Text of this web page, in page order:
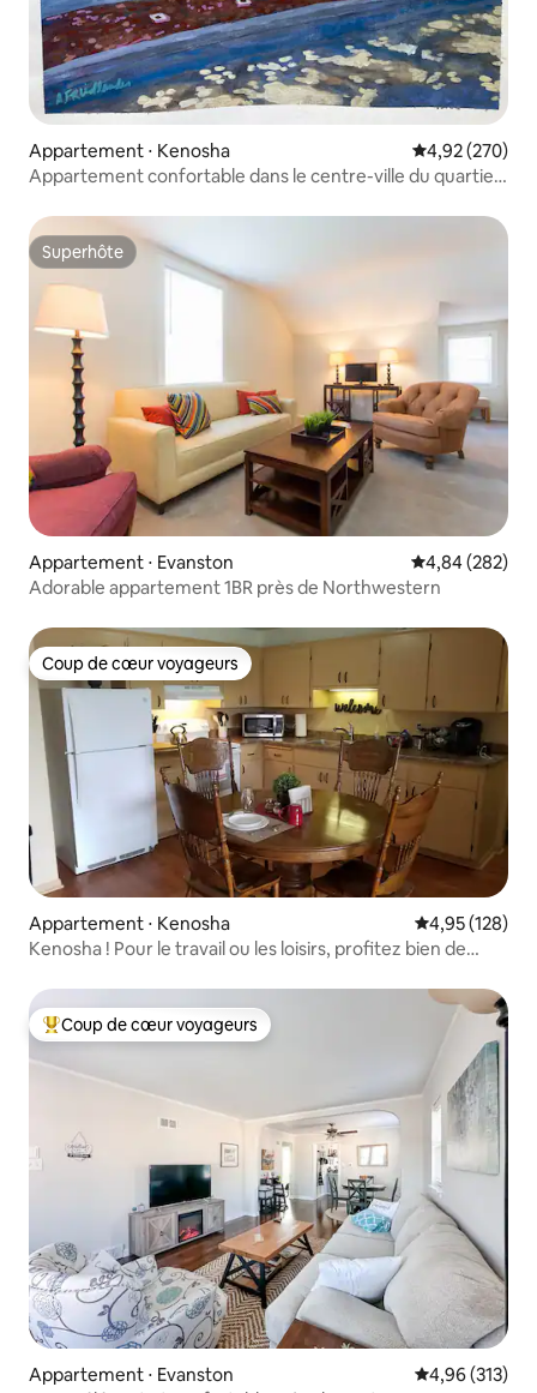
Appartement ⋅ Kenosha Évaluation
4,92 (270)
Appartement confortable dans le centre-ville du quartier
Superhôte
Superhôte
Appartement ⋅ Evanston Évaluation
4,84 (282)
Adorable appartement 1BR près de Northwestern
Coup de cœur voyageurs
Coup de cœur voyageurs
Appartement ⋅ Kenosha Évaluation
4,95 (128)
Kenosha ! Pour le travail ou les loisirs, profitez bien de
Coups de cœur voyageurs les plus appréciés
Coup de cœur voyageurs
Appartement ⋅ Evanston Évaluation
4,96 (313)